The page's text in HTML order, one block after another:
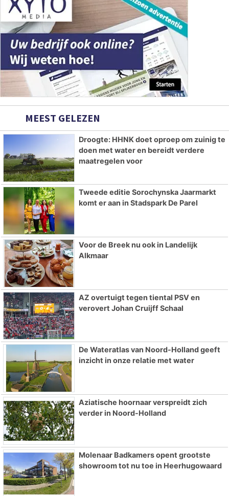
MEEST GELEZEN
Droogte: HHNK doet oproep om zuinig te
doen met water en bereidt verdere
maatregelen voor
Tweede editie Sorochynska Jaarmarkt
komt er aan in Stadspark De Parel
Voor de Breek nu ook in Landelijk
Alkmaar
AZ overtuigt tegen tiental PSV en
verovert Johan Cruijff Schaal
De Wateratlas van Noord-Holland geeft
inzicht in onze relatie met water
Aziatische hoornaar verspreidt zich
verder in Noord-Holland
Molenaar Badkamers opent grootste
showroom tot nu toe in Heerhugowaard